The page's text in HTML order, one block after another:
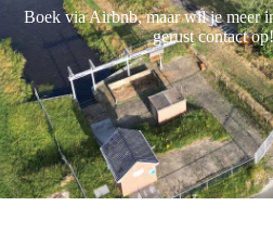
Boek via Airbnb, maar wil je meer
gerust contact